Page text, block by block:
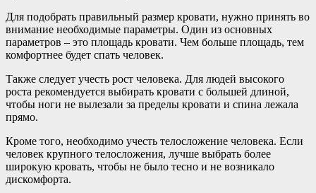
Для подобрать правильный размер кровати, нужно принять во
внимание необходимые параметры. Один из основных
параметров – это площадь кровати. Чем больше площадь, тем
комфортнее будет спать человек.
Также следует учесть рост человека. Для людей высокого
роста рекомендуется выбирать кровати с большей длиной,
чтобы ноги не вылезали за пределы кровати и спина лежала
прямо.
Кроме того, необходимо учесть телосложение человека. Если
человек крупного телосложения, лучше выбрать более
широкую кровать, чтобы не было тесно и не возникало
дискомфорта.